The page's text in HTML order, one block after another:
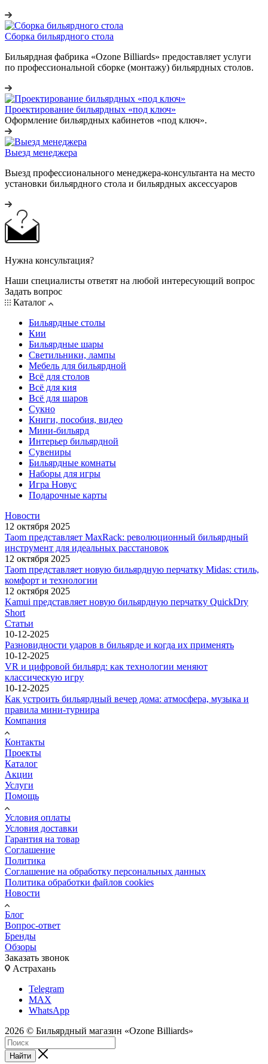
Сборка бильярдного стола
Бильярдная фабрика «Ozone Billiards» предоставляет услуги
по профессиональной сборке (монтажу) бильярдных столов.
Проектирование бильярдных «под ключ»
Оформление бильярдных кабинетов «под ключ».
Выезд менеджера
Выезд профессионального менеджера-консультанта на место
установки бильярдного стола и бильярдных аксессуаров
Нужна консультация?
Наши специалисты ответят на любой интересующий вопрос
Задать вопрос
Каталог
Бильярдные столы
Кии
Бильярдные шары
Светильники, лампы
Мебель для бильярдной
Всё для столов
Всё для кия
Всё для шаров
Сукно
Книги, пособия, видео
Мини-бильярд
Интерьер бильярдной
Сувениры
Бильярдные комнаты
Наборы для игры
Игра Новус
Подарочные карты
Новости
12 октября 2025
Taom представляет MaxRack: революционный бильярдный
инструмент для идеальных расстановок
12 октября 2025
Taom представляет новую бильярдную перчатку Midas: стиль,
комфорт и технологии
12 октября 2025
Kamui представляет новую бильярдную перчатку QuickDry
Short
Статьи
10-12-2025
Разновидности ударов в бильярде и когда их применять
10-12-2025
VR и цифровой бильярд: как технологии меняют
классическую игру
10-12-2025
Как устроить бильярдный вечер дома: атмосфера, музыка и
правила мини-турнира
Компания
Контакты
Проекты
Каталог
Акции
Услуги
Помощь
Условия оплаты
Условия доставки
Гарантия на товар
Соглашение
Политика
Соглашение на обработку персональных данных
Политика обработки файлов cookies
Новости
Блог
Вопрос-ответ
Бренды
Обзоры
Заказать звонок
Астрахань
Telegram
MAX
WhatsApp
2026 © Бильярдный магазин «Ozone Billiards»
Найти